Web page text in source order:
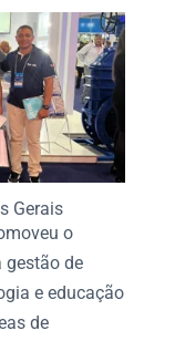
Gerais
o
gestão de
e educação
de